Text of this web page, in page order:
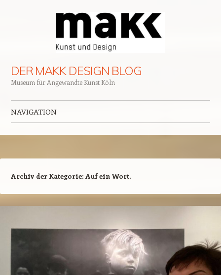
DER MAKK DESIGN BLOG
Museum für Angewandte Kunst Köln
NAVIGATION
Archiv der Kategorie: Auf ein Wort.